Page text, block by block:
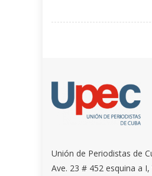
Unión de Periodistas de
Ave. 23 # 452 esquina a